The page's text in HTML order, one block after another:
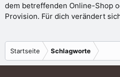
dem betreffenden Online-Shop
Provision. Für dich verändert
Startseite Schlagworte